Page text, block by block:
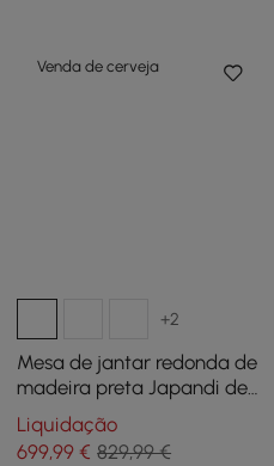
Venda de cerveja
+2
Mesa de jantar redonda de
madeira preta Japandi de
81 cm, 2 lugares
Liquidação
699,99 € 829,99 €